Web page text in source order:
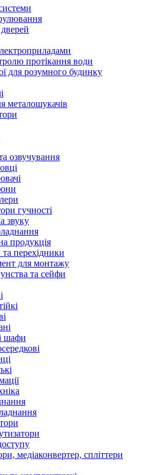
протікання води
для розумного будинку
металошукачів
озвучування
гучності
звуку
продукція
перехідники
для монтажу
та сейфи
шафи
медіаконвертер, спліттери